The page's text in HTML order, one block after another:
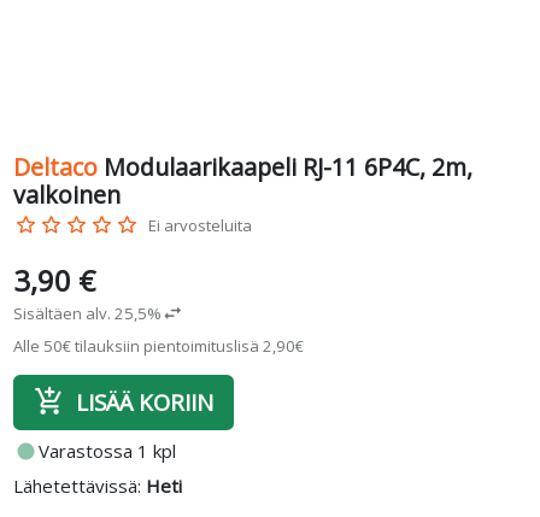
Deltaco Modulaarikaapeli RJ-11 6P4C, 2m,
valkoinen
star_border star_border star_border star_border star_border Ei arvosteluita
3,90 €
Sisältäen alv. 25,5%swap_horiz
Alle 50€ tilauksiin pientoimituslisä 2,90€
add_shopping_cart LISÄÄ KORIIN
fiber_manual_recordVarastossa 1 kpl
Lähetettävissä: Heti